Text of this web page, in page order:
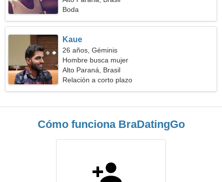
Boda
Kaue
26 años, Géminis
Hombre busca mujer
Alto Paraná, Brasil
Relación a corto plazo
Cómo funciona BraDatingGo